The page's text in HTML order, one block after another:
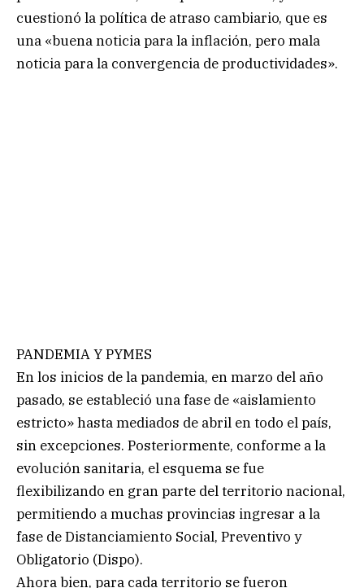
cuestionó la política de atraso cambiario, que es
una «buena noticia para la inflación, pero mala
noticia para la convergencia de productividades».
PANDEMIA Y PYMES
En los inicios de la pandemia, en marzo del año
pasado, se estableció una fase de «aislamiento
estricto» hasta mediados de abril en todo el país,
sin excepciones. Posteriormente, conforme a la
evolución sanitaria, el esquema se fue
flexibilizando en gran parte del territorio nacional,
permitiendo a muchas provincias ingresar a la
fase de Distanciamiento Social, Preventivo y
Obligatorio (Dispo).
Ahora bien, para cada territorio se fueron